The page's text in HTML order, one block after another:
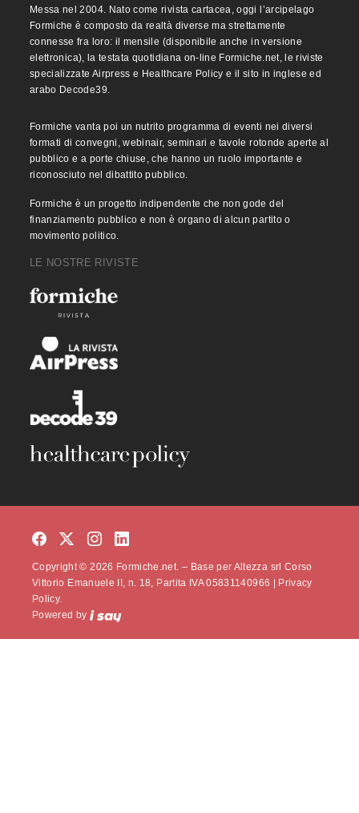
Messa nel 2004. Nato come rivista cartacea, oggi l’arcipelago
Formiche è composto da realtà diverse ma strettamente
connesse fra loro: il mensile (disponibile anche in versione
elettronica), la testata quotidiana on-line Formiche.net, le riviste
specializzate Airpress e Healthcare Policy e il sito in inglese ed
arabo Decode39.
Formiche vanta poi un nutrito programma di eventi nei diversi
formati di convegni, webinair, seminari e tavole rotonde aperte al
pubblico e a porte chiuse, che hanno un ruolo importante e
riconosciuto nel dibattito pubblico.
Formiche è un progetto indipendente che non gode del
finanziamento pubblico e non è organo di alcun partito o
movimento politico.
LE NOSTRE RIVISTE
Copyright © 2026 Formiche.net. – Base per Altezza srl Corso
Vittorio Emanuele II, n. 18, Partita IVA 05831140966 |
Privacy
Policy.
Powered by